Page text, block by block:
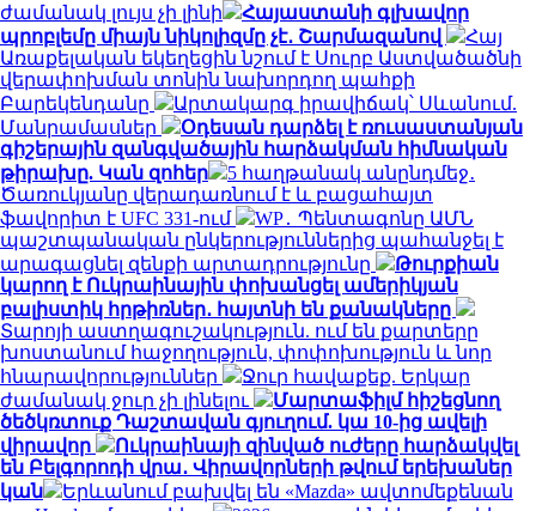
ժամանակ լույս չի լինի
Հայաստանի գլխավոր
պրոբլեմը միայն նիկոլիզմը չէ․ Շարմազանով
Հայ
Առաքելական եկեղեցին նշում է Սուրբ Աստվածածնի
վերափոխման տոնին նախորդող պահքի
Բարեկենդանը
Արտակարգ իրավիճակ՝ Սևանում.
Մանրամասներ
Օդեսան դարձել է ռուսաստանյան
գիշերային զանգվածային հարձակման հիմնական
թիրախը. Կան զոհեր
5 հաղթանակ անընդմեջ․
Ծառուկյանը վերադառնում է և բացահայտ
ֆավորիտ է UFC 331-ում
WP․ Պենտագոնը ԱՄՆ
պաշտպանական ընկերություններից պահանջել է
արագացնել զենքի արտադրությունը
Թուրքիան
կարող է Ուկրաինային փոխանցել ամերիկյան
բալիստիկ հրթիռներ․ հայտնի են քանակները
Տարոյի աստղագուշակություն. ում են քարտերը
խոստանում հաջողություն, փոփոխություն և նոր
հնարավորություններ
Ջուր հավաքեք. Երկար
ժամանակ ջուր չի լինելու
Մարտաֆիլմ հիշեցնող
ծեծկռտուք Դաշտավան գյուղում. կա 10-ից ավելի
վիրավոր
Ուկրաինայի զինված ուժերը հարձակվել
են Բելգորոդի վրա․ Վիրավորների թվում երեխաներ
կան
Երևանում բախվել են «Mazda» ավտոմեքենան